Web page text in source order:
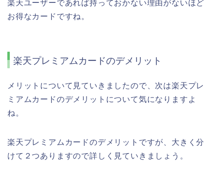
楽天ユーザーであれば持っておかない理由がないほど
お得なカードですね。
楽天プレミアムカードのデメリット
メリットについて見ていきましたので、次は楽天プレ
ミアムカードのデメリットについて気になりますよ
ね。
楽天プレミアムカードのデメリットですが、大きく分
けて２つありますので詳しく見ていきましょう。